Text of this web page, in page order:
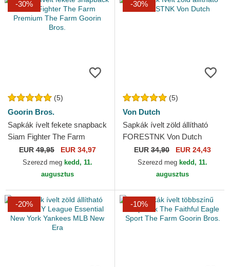
-30%
(5)
Goorin Bros.
Sapkák ívelt fekete snapback
Siam Fighter The Farm
Premium The Farm Goorin
Bros.
EUR49,95 EUR 34,97
Szerezd meg kedd, 11.
augusztus
-30%
(5)
Von Dutch
Sapkák ívelt zöld állítható
FORESTNK Von Dutch
EUR 34,90 EUR 24,43
Szerezd meg kedd, 11.
augusztus
-20% -10%